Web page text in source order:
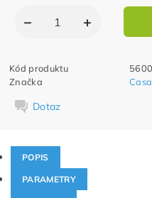
Kód produktu
Značka
Dotaz
POPIS
PARAMETRY